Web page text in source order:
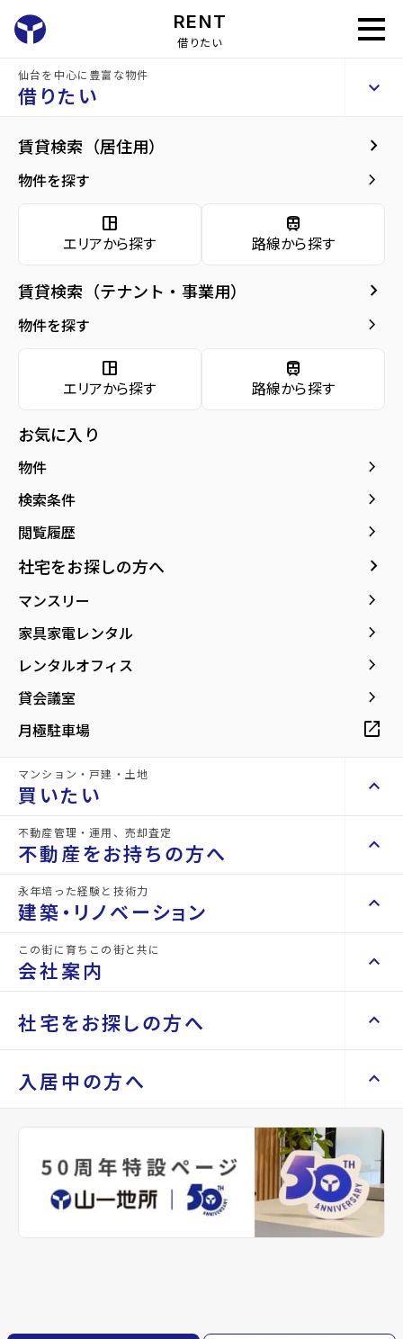
RENT
借りたい
仙台を中心に豊富な物件
借りたい keyboard_arrow_up
賃貸検索（居住用） keyboard_arrow_right
物件を探す keyboard_arrow_right
space_dashboard
エリアから探す
train
路線から探す
賃貸検索（テナント・事業用） keyboard_arrow_right
物件を探す keyboard_arrow_right
space_dashboard
エリアから探す
train
路線から探す
お気に入り
物件 keyboard_arrow_right
検索条件 keyboard_arrow_right
閲覧履歴 keyboard_arrow_right
社宅をお探しの方へ keyboard_arrow_right
マンスリー keyboard_arrow_right
家具家電レンタル keyboard_arrow_right
レンタルオフィス keyboard_arrow_right
貸会議室 keyboard_arrow_right
月極駐車場 open_in_new
マンション・戸建・土地
買いたい keyboard_arrow_up
不動産を買いたい方へ keyboard_arrow_right
space_dashboard
エリアから探す
space_dashboard
土地を探す
エリアから探す
train
路線から探す
事業用・投資用を探す keyboard_arrow_right
不動産管理・運用、売却査定
不動産をお持ちの方へ keyboard_arrow_up
不動産をお持ちの方へ keyboard_arrow_right
山一地所の賃貸管理
不動産を貸すまでの流れ
空き家サポートサービス
不動産を売却したい keyboard_arrow_right
相続相談をしたい keyboard_arrow_right
不動産に投資したい keyboard_arrow_right
永年培った経験と技術力
建築・リノベーション keyboard_arrow_up
建築・リノベーション keyboard_arrow_right
Renotta（リノッタ） keyboard_arrow_right
この街に育ちこの街と共に
会社案内 keyboard_arrow_up
会社案内 keyboard_arrow_right
会社概要・沿革 keyboard_arrow_right
keyboard_arrow_right
パーパス keyboard_arrow_right
CM紹介
社宅をお探しの方へ keyboard_arrow_up
社宅をお探しの方へ keyboard_arrow_right
keyboard_arrow_right
レンタルオフィス keyboard_arrow_right
貸会議室 keyboard_arrow_right
open_in_new
入居中の方へ keyboard_arrow_up
keyboard_arrow_right
退去される方へ keyboard_arrow_right
※準備中 住まいのしおり（PDF）
賃貸アパート グランドソレイユ北山
建物概要
現在募集中の物件arrow_forward
arrow_forward
地図・周辺環境 arrow_forward
グランドソレイユ北山 1階
管理費・共益費
間取り
1階／2階建て
アクセス
仙台市交通局 バス停『北山三丁目』から徒
所在地 宮城県仙台市青葉区北山3丁目
location_on グーグルマップでみる
築年月 2022年01月
【北山駅・東北福祉大学が徒歩圏内のコ
詳細情報 details
物件名 グランドソレイユ北山
所在地
仙台市交通局 バス停『北山三丁目』から
仙山線/東北福祉大前駅 徒歩17分
パート
築年月
2022年
01月
間取り 1LDK 間取り内訳
LDK 9.5
帖
洋室 3.3